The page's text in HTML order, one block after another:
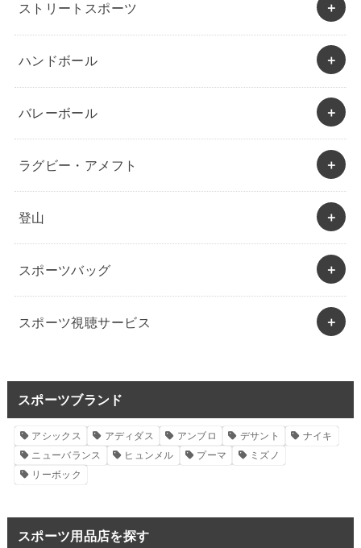
ストリートスポーツ
ハンドボール
バレーボール
ラグビー・アメフト
登山
スポーツバッグ
スポーツ視聴サービス
スポーツブランド
アシックス アディダス アンブロ デサント
ナイキ
ニューバランス
ヒュンメル プーマ
ミズノ
リーボック
スポーツ用品店を探す